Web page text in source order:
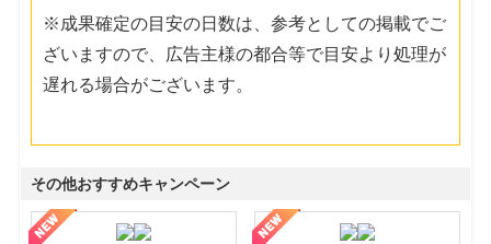
※成果確定の目安の日数は、参考としての掲載でご
ざいますので、広告主様の都合等で目安より処理が
遅れる場合がございます。
その他おすすめキャンペーン